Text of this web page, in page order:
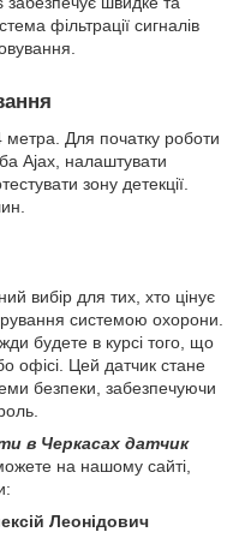
фільтрації сигналів
метра. Для початку роботи
Ajax, налаштувати
зону детекції.
вибір для тих, хто цінує
системою охорони.
будете в курсі того, що
офісі. Цей датчик стане
безпеки, забезпечуючи
в Черкасах датчик
на нашому сайті,
Леонідович